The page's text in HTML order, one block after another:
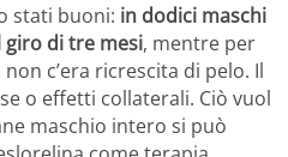
stati buoni: in dodici maschi
giro di tre mesi, mentre per
c’era ricrescita di pelo. Il
o effetti collaterali. Ciò vuol
maschio intero si può